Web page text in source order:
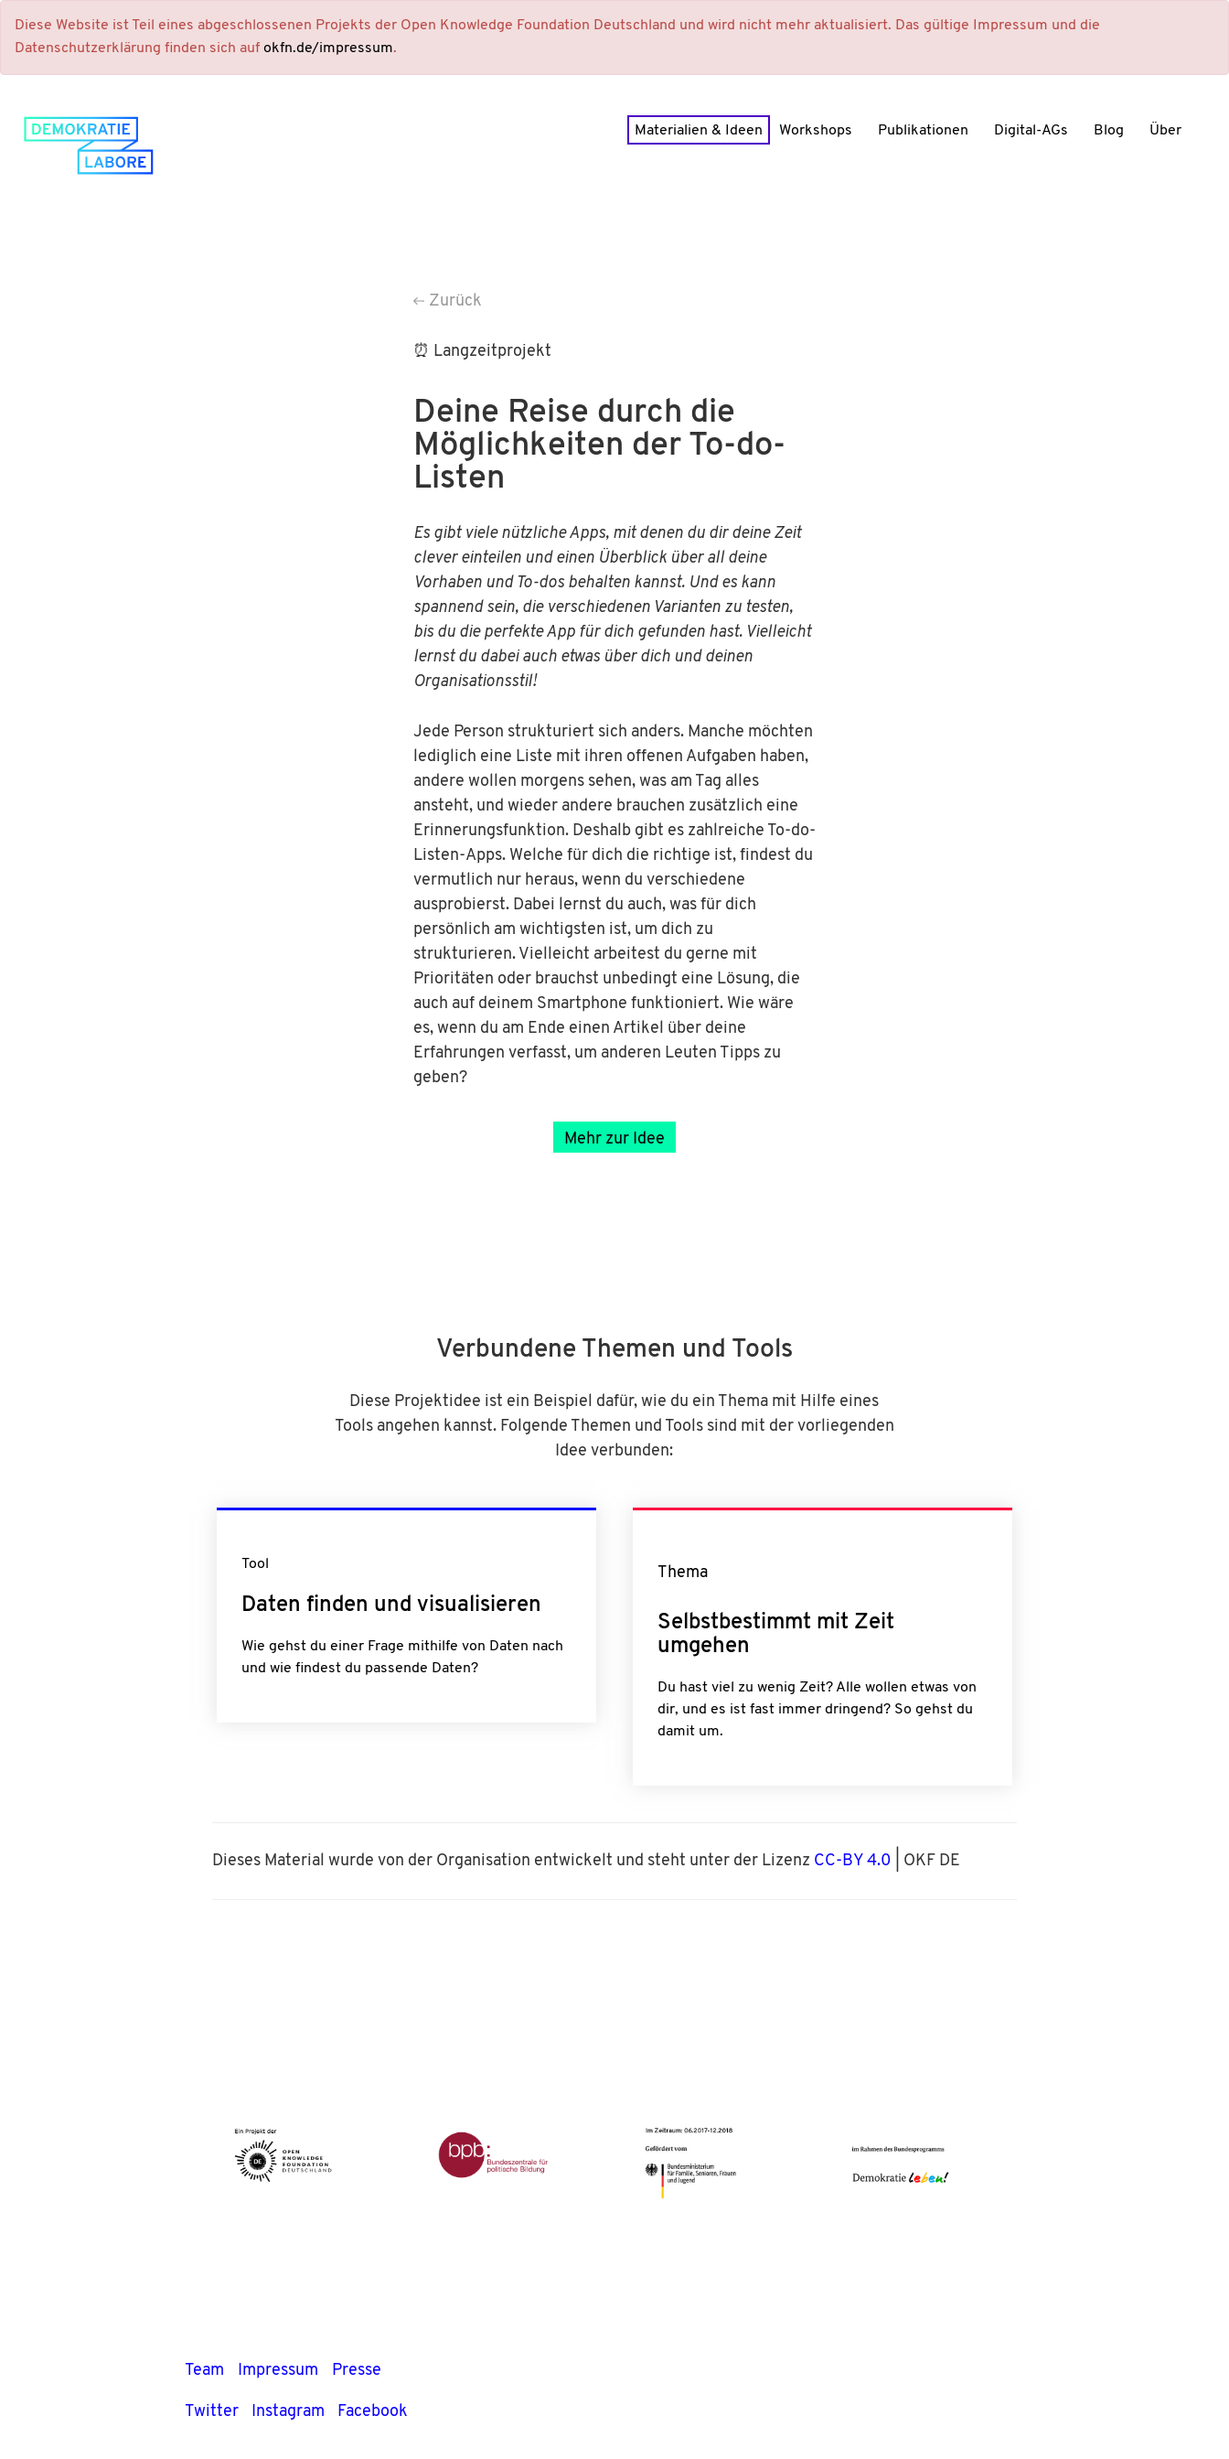
Diese Website ist Teil eines abgeschlossenen Projekts der Open Knowledge Foundation Deutschland und wird nicht mehr aktualisiert. Das gültige Impressum und die
Datenschutzerklärung finden sich auf okfn.de/impressum.
Über
Blog
Digital-AGs
Publikationen
Workshops
Materialien & Ideen
Zurück
⏰ Langzeitprojekt
Deine Reise durch die
Möglichkeiten der To-do-
Listen
Es gibt viele nützliche Apps, mit denen du dir deine Zeit
clever einteilen und einen Überblick über all deine
Vorhaben und To-dos behalten kannst. Und es kann
spannend sein, die verschiedenen Varianten zu testen,
bis du die perfekte App für dich gefunden hast. Vielleicht
lernst du dabei auch etwas über dich und deinen
Organisationsstil!
Jede Person strukturiert sich anders. Manche möchten
lediglich eine Liste mit ihren offenen Aufgaben haben,
andere wollen morgens sehen, was am Tag alles
ansteht, und wieder andere brauchen zusätzlich eine
Erinnerungsfunktion. Deshalb gibt es zahlreiche To-do-
Listen-Apps. Welche für dich die richtige ist, findest du
vermutlich nur heraus, wenn du verschiedene
ausprobierst. Dabei lernst du auch, was für dich
persönlich am wichtigsten ist, um dich zu
strukturieren. Vielleicht arbeitest du gerne mit
Prioritäten oder brauchst unbedingt eine Lösung, die
auch auf deinem Smartphone funktioniert. Wie wäre
es, wenn du am Ende einen Artikel über deine
Erfahrungen verfasst, um anderen Leuten Tipps zu
geben?
Mehr zur Idee
Verbundene Themen und Tools
Diese Projektidee ist ein Beispiel dafür, wie du ein Thema mit Hilfe eines
Tools angehen kannst. Folgende Themen und Tools sind mit der vorliegenden
Idee verbunden:
Tool
Daten finden und visualisieren
Wie gehst du einer Frage mithilfe von Daten nach
und wie findest du passende Daten?
Thema
Selbstbestimmt mit Zeit
umgehen
Du hast viel zu wenig Zeit? Alle wollen etwas von
dir, und es ist fast immer dringend? So gehst du
damit um.
Dieses Material wurde von der Organisation entwickelt und steht unter der Lizenz CC-BY 4.0 | OKF DE
Team Impressum Presse
Twitter Instagram Facebook